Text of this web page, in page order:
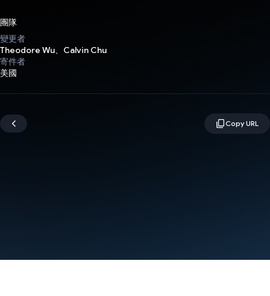
團隊
變更者
Theodore Wu、Calvin Chu
寄件者
美國